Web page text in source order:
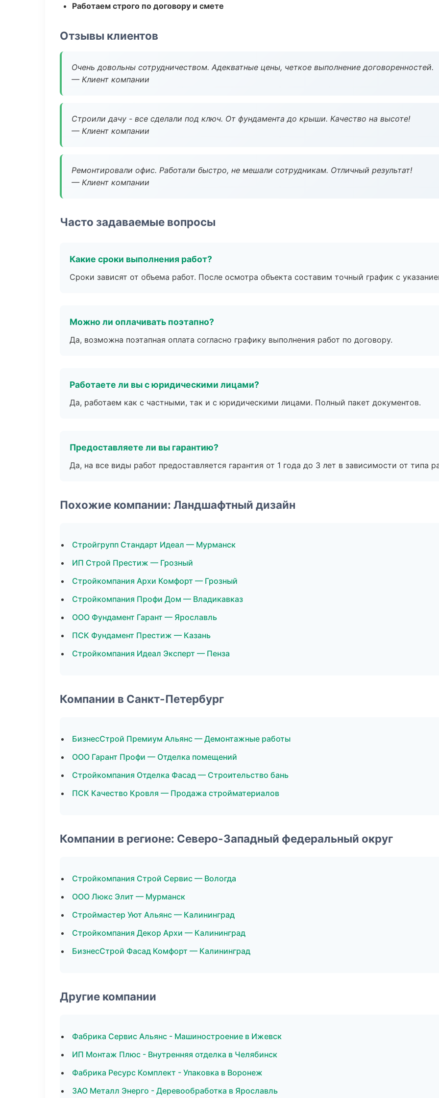
Работаем строго по договору и смете
Отзывы клиентов
Очень довольны сотрудничеством. Адекватные цены, четкое выполнение договоренностей.
— Клиент компании
Строили дачу - все сделали под ключ. От фундамента до крыши. Качество на высоте!
— Клиент компании
Ремонтировали офис. Работали быстро, не мешали сотрудникам. Отличный результат!
— Клиент компании
Часто задаваемые вопросы
Какие сроки выполнения работ?
Сроки зависят от объема работ. После осмотра объекта составим точный график с
Можно ли оплачивать поэтапно?
Да, возможна поэтапная оплата согласно графику выполнения работ по договору.
Работаете ли вы с юридическими лицами?
Да, работаем как с частными, так и с юридическими лицами. Полный пакет документов.
Предоставляете ли вы гарантию?
Да, на все виды работ предоставляется гарантия от 1 года до 3 лет в зависимости от типа
Похожие компании: Ландшафтный дизайн
Стройгрупп Стандарт Идеал — Мурманск
ИП Строй Престиж — Грозный
Стройкомпания Архи Комфорт — Грозный
Стройкомпания Профи Дом — Владикавказ
ООО Фундамент Гарант — Ярославль
ПСК Фундамент Престиж — Казань
Стройкомпания Идеал Эксперт — Пенза
Компании в Санкт-Петербург
БизнесСтрой Премиум Альянс — Демонтажные работы
ООО Гарант Профи — Отделка помещений
Стройкомпания Отделка Фасад — Строительство бань
ПСК Качество Кровля — Продажа стройматериалов
Компании в регионе: Северо-Западный федеральный округ
Стройкомпания Строй Сервис — Вологда
ООО Люкс Элит — Мурманск
Строймастер Уют Альянс — Калининград
Стройкомпания Декор Архи — Калининград
БизнесСтрой Фасад Комфорт — Калининград
Другие компании
Фабрика Сервис Альянс - Машиностроение в Ижевск
ИП Монтаж Плюс - Внутренняя отделка в Челябинск
Фабрика Ресурс Комплект - Упаковка в Воронеж
ЗАО Металл Энерго - Деревообработка в Ярославль